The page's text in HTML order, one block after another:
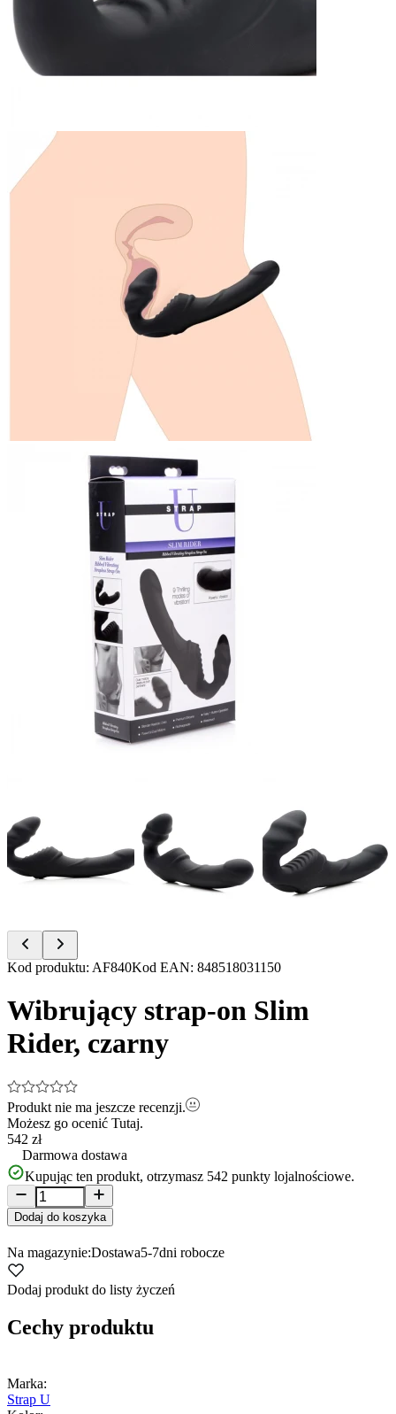
Item
of
6
Kod produktu: AF840Kod EAN: 848518031150
Wibrujący strap-on Slim
Rider, czarny
Produkt nie ma jeszcze recenzji.
Możesz go ocenić Tutaj.
542 zł
Darmowa dostawa
Kupując ten produkt, otrzymasz 542 punkty lojalnościowe.
Dodaj do koszyka
Na magazynie:Dostawa5-7dni robocze
Dodaj produkt do listy życzeń
Cechy produktu
Marka:
Strap U